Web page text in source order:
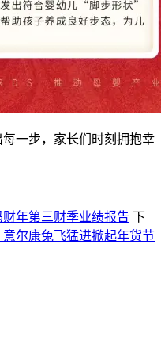
一步，家长们时刻拥抱幸
年第三财季业绩报告 下
尔康兔飞猛进掀起年货节